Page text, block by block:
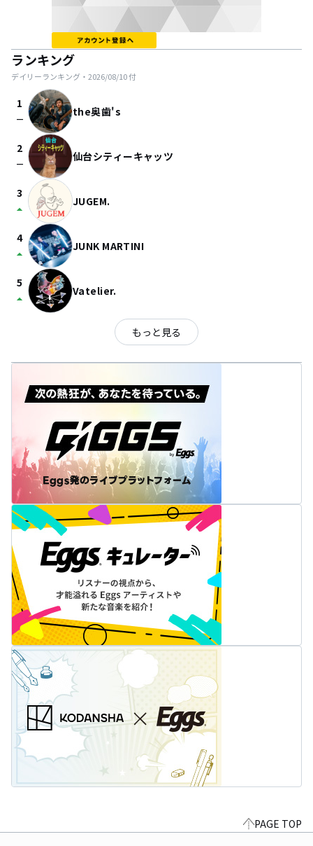
ランキング
デイリーランキング・ 2026/08/10付
1
check_indeterminate_small the奥歯's
2
check_indeterminate_small 仙台シティーキャッツ
3
arrow_drop_up JUGEM.
4
arrow_drop_up JUNK MARTINI
5
arrow_drop_up Vatelier.
もっと見る
PAGE TOP